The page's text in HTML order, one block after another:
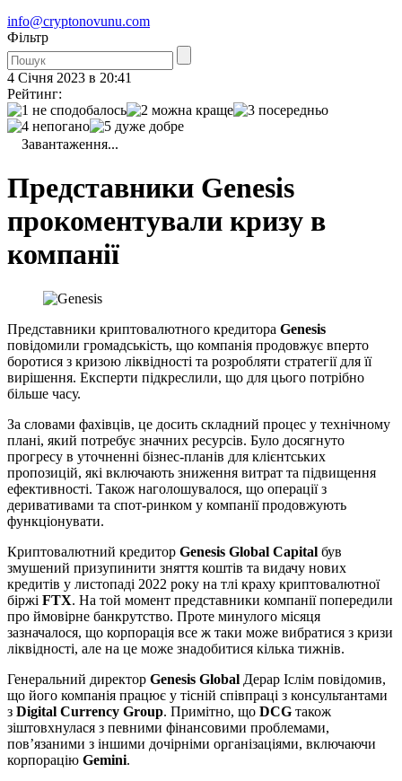
info@cryptonovunu.com
Фiльтр
4 Січня 2023 в 20:41
Рейтинг:
Завантаження...
Представники Genesis
прокоментували кризу в
компанії
Представники криптовалютного кредитора Genesis
повідомили громадськість, що компанія продовжує вперто
боротися з кризою ліквідності та розробляти стратегії для її
вирішення. Експерти підкреслили, що для цього потрібно
більше часу.
За словами фахівців, це досить складний процес у технічному
плані, який потребує значних ресурсів. Було досягнуто
прогресу в уточненні бізнес-планів для клієнтських
пропозицій, які включають зниження витрат та підвищення
ефективності. Також наголошувалося, що операції з
деривативами та спот-ринком у компанії продовжують
функціонувати.
Криптовалютний кредитор Genesis Global Capital був
змушений призупинити зняття коштів та видачу нових
кредитів у листопаді 2022 року на тлі краху криптовалютної
біржі FTX. На той момент представники компанії попередили
про ймовірне банкрутство. Проте минулого місяця
зазначалося, що корпорація все ж таки може вибратися з кризи
ліквідності, але на це може знадобитися кілька тижнів.
Генеральний директор Genesis Global Дерар Іслім повідомив,
що його компанія працює у тісній співпраці з консультантами
з Digital Currency Group. Примітно, що DCG також
зіштовхнулася з певними фінансовими проблемами,
пов’язаними з іншими дочірніми організаціями, включаючи
корпорацію Gemini.